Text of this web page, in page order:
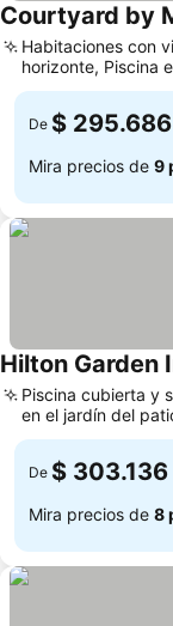
Courtyard by
Habitaciones con
horizonte, Piscina
climatizada
De $ 295.686
Mira precios de 9
Hilton Garden
Piscina cubierta y
en el jardín del
De $ 303.136
Mira precios de 8